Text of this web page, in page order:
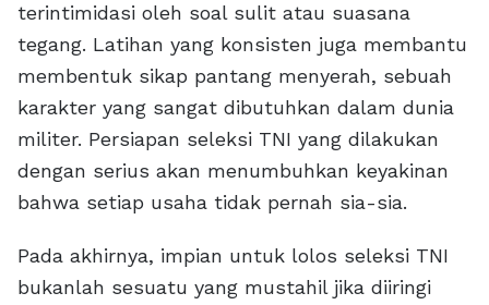
terintimidasi oleh soal sulit atau suasana
tegang. Latihan yang konsisten juga membantu
membentuk sikap pantang menyerah, sebuah
karakter yang sangat dibutuhkan dalam dunia
militer. Persiapan seleksi TNI yang dilakukan
dengan serius akan menumbuhkan keyakinan
bahwa setiap usaha tidak pernah sia-sia.
Pada akhirnya, impian untuk lolos seleksi TNI
bukanlah sesuatu yang mustahil jika diiringi